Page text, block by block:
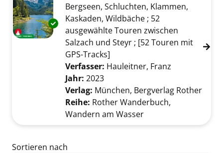
Exemplar-Details von Salzkammergut
Bergseen, Schluchten, Klammen,
Kaskaden, Wildbäche ; 52
ausgewählte Touren zwischen
Salzach und Steyr ; [52 Touren mit
GPS-Tracks]
Verfasser: Hauleitner, Franz
Jahr: 2023
Verlag: München, Bergverlag Rother
Reihe: Rother Wanderbuch,
Wandern am Wasser
Zu den Suchfiltern springen
Sortieren nach